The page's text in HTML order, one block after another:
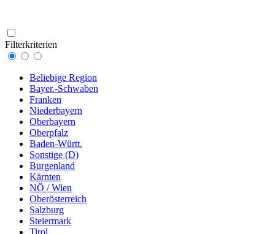
Filterkriterien
Beliebige Region
Bayer.-Schwaben
Franken
Niederbayern
Oberbayern
Oberpfalz
Baden-Württ.
Sonstige (D)
Burgenland
Kärnten
NÖ / Wien
Oberösterreich
Salzburg
Steiermark
Tirol